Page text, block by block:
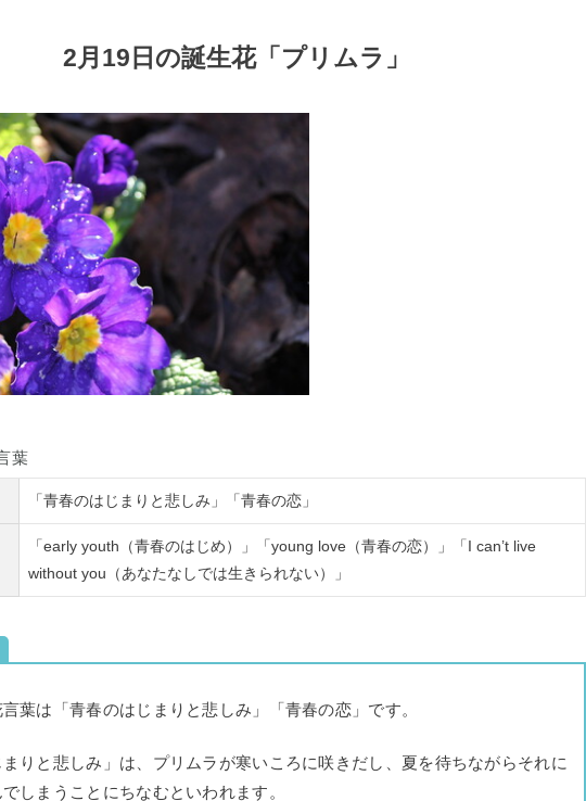
2月19日の誕生花「プリムラ」
葉
「青春のはじまりと悲しみ」「青春の恋」
「early youth（青春のはじめ）」「young love（青春の恋）」「I can’t live
without you（あなたなしでは生きられない）」
葉は「青春のはじまりと悲しみ」「青春の恋」です。
まりと悲しみ」は、プリムラが寒いころに咲きだし、夏を待ちながらそれに
しまうことにちなむといわれます。